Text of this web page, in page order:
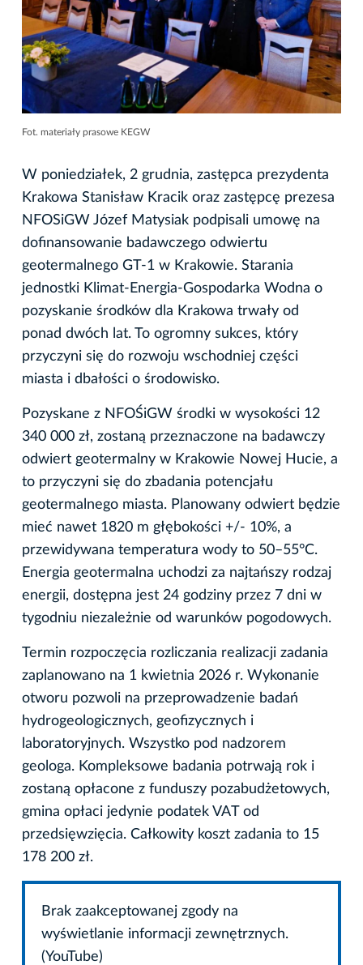
Fot. materiały prasowe KEGW
W poniedziałek, 2 grudnia, zastępca prezydenta
Krakowa Stanisław Kracik oraz zastępcę prezesa
NFOSiGW Józef Matysiak podpisali umowę na
dofinansowanie badawczego odwiertu
geotermalnego GT-1 w Krakowie. Starania
jednostki Klimat-Energia-Gospodarka Wodna o
pozyskanie środków dla Krakowa trwały od
ponad dwóch lat. To ogromny sukces, który
przyczyni się do rozwoju wschodniej części
miasta i dbałości o środowisko.
Pozyskane z NFOŚiGW środki w wysokości 12
340 000 zł, zostaną przeznaczone na badawczy
odwiert geotermalny w Krakowie Nowej Hucie, a
to przyczyni się do zbadania potencjału
geotermalnego miasta. Planowany odwiert będzie
mieć nawet 1820 m głębokości +/- 10%, a
przewidywana temperatura wody to 50–55°C.
Energia geotermalna uchodzi za najtańszy rodzaj
energii, dostępna jest 24 godziny przez 7 dni w
tygodniu niezależnie od warunków pogodowych.
Termin rozpoczęcia rozliczania realizacji zadania
zaplanowano na 1 kwietnia 2026 r. Wykonanie
otworu pozwoli na przeprowadzenie badań
hydrogeologicznych, geofizycznych i
laboratoryjnych. Wszystko pod nadzorem
geologa. Kompleksowe badania potrwają rok i
zostaną opłacone z funduszy pozabudżetowych,
gmina opłaci jedynie podatek VAT od
przedsięwzięcia. Całkowity koszt zadania to 15
178 200 zł.
Brak zaakceptowanej zgody na
wyświetlanie informacji zewnętrznych.
(YouTube)